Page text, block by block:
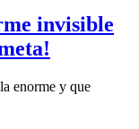
invisible
enorme y que